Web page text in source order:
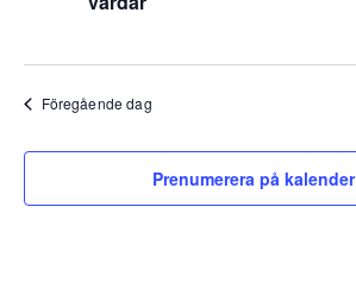
Föregående dag
Prenumerera på kalender